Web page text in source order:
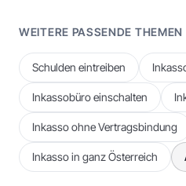
WEITERE PASSENDE THEMEN
Schulden eintreiben
Inkassobüro einschalten
Inkasso ohne Vertragsbindung
Inkasso in ganz Österreich